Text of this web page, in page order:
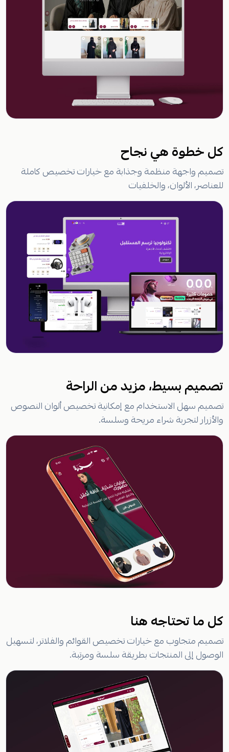
كل خطوة هي نجاح
تصميم واجهة منظمة وجذابة مع خيارات تخصيص كاملة
للعناصر، الألوان، والخلفيات
تصميم بسيط، مزيد من الراحة
تصميم سهل الاستخدام مع إمكانية تخصيص ألوان النصوص
والأزرار لتجربة شراء مريحة وسلسة.
كل ما تحتاجه هنا
تصميم متجاوب مع خيارات تخصيص القوائم والفلاتر، لتسهيل
الوصول إلى المنتجات بطريقة سلسة ومرتبة.